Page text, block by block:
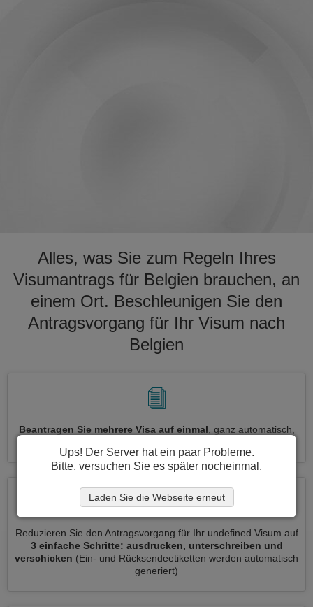
Alles, was Sie zum Regeln Ihres
Visumantrags für Belgien brauchen, an
einem Ort. Beschleunigen Sie den
Antragsvorgang für Ihr Visum nach
Belgien
Beantragen Sie mehrere Visa auf einmal , ganz automatisch,
Reduzieren Sie den Antragsvorgang für Ihr undefined Visum auf
3 einfache Schritte: ausdrucken, unterschreiben und
verschicken (Ein- und Rücksendeetiketten werden automatisch
generiert)
Ups! Der Server hat ein paar Probleme.
Bitte, versuchen Sie es später nocheinmal.
Laden Sie die Webseite erneut